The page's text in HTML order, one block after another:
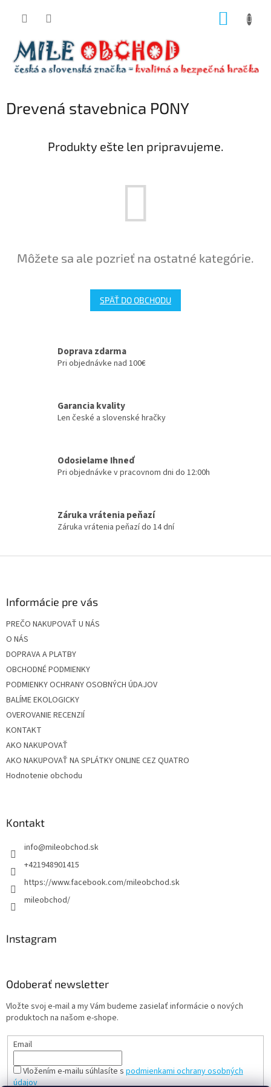
Drevená stavebnica PONY
Produkty ešte len pripravujeme.
Môžete sa ale pozrieť na ostatné kategórie.
SPÄŤ DO OBCHODU
Doprava zdarma
Pri objednávke nad 100€
Garancia kvality
Len české a slovenské hračky
Odosielame Ihneď
Pri objednávke v pracovnom dni do 12:00h
Záruka vrátenia peňazí
Záruka vrátenia peňazí do 14 dní
Informácie pre vás
PREČO NAKUPOVAŤ U NÁS
O NÁS
DOPRAVA A PLATBY
OBCHODNÉ PODMIENKY
PODMIENKY OCHRANY OSOBNÝCH ÚDAJOV
BALÍME EKOLOGICKY
OVEROVANIE RECENZIÍ
KONTAKT
AKO NAKUPOVAŤ
AKO NAKUPOVAŤ NA SPLÁTKY ONLINE CEZ QUATRO
Hodnotenie obchodu
Kontakt
info@mileobchod.sk
+421948901415
https://www.facebook.com/mileobchod.sk
mileobchod/
Instagram
Odoberať newsletter
Vložte svoj e-mail a my Vám budeme zasielať informácie o nových
produktoch na našom e-shope.
Email
Vložením e-mailu súhlasíte s podmienkami ochrany osobných
údajov